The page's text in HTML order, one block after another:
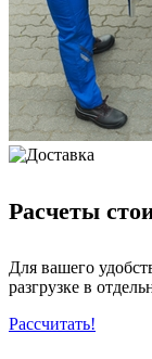
Расчеты
Для вашего
разгрузке в
Рассчитать!